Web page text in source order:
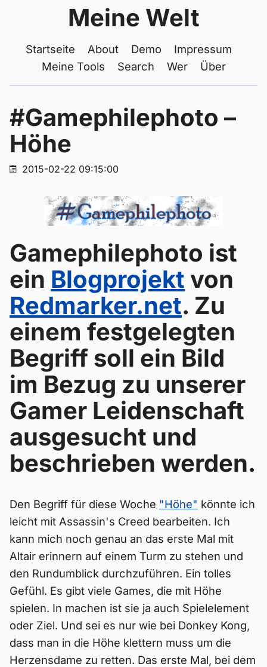
Meine Welt
Startseite About Demo
Impressum
Meine Tools
Search Wer Über
#Gamephilephoto –
Höhe
2015-02-22 09:15:00
Gamephilephoto ist
ein Blogprojekt von
Redmarker.net. Zu
einem festgelegten
Begriff soll ein Bild
im Bezug zu unserer
Gamer Leidenschaft
ausgesucht und
beschrieben werden.
Den Begriff für diese Woche "Höhe" könnte ich
leicht mit Assassin's Creed bearbeiten. Ich
kann mich noch genau an das erste Mal mit
Altair erinnern auf einem Turm zu stehen und
den Rundumblick durchzuführen. Ein tolles
Gefühl. Es gibt viele Games, die mit Höhe
spielen. In machen ist sie ja auch Spielelement
oder Ziel. Und sei es nur wie bei Donkey Kong,
dass man in die Höhe klettern muss um die
Herzensdame zu retten. Das erste Mal, bei dem